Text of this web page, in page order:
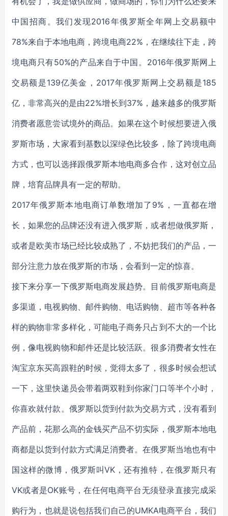
中国招商。我们发现2016年俄罗斯全年网上交易额中
78%来自于本地电商，跨境电商22%，在继续往下走，跨
境电商只有50%的产品来自于中国。2016年俄罗斯网上
交易额是139亿美金，2017年俄罗斯网上交易额是185
亿，非常高兴的是由22%增长到37%，越来越多的俄罗斯
消费者愿意尝试境外的商品。如果在这个时候想要进入俄
罗斯市场，大家看到基数以深绿色比较多，除了跨境电商
方式，也可以选择跟俄罗斯本地电商多合作，这对创立品
牌，培育品牌具有一定的帮助。
2017年俄罗斯本地电商订单数增加了9%，一直都在增
长，如果您的品牌还没有进入俄罗斯，或者想做俄罗斯，
或者是欧美市场已经比较成熟了，不妨把我们的产品，一
部分注意力放在俄罗斯的市场，会看到一定的惊喜。
接下来分享一下俄罗斯电商发展趋势。目前俄罗斯电商是
多渠道，电视购物、邮件购物、电话购物、超市等各种各
样的购物非常多样化，可能电子商务只占到不大的一个比
例，像电视购物和邮件还是比较活跃。很多消费者女性在
淘宝京东买高跟鞋的时候，觉得太多了，很多时候会想试
一下，这里快递员会带着两双鞋到你家门口等半个小时，
你喜欢就付款。俄罗斯以货到付款为交易方式，没有看到
产品前，花那么高的金钱买产品不切实际，俄罗斯本地电
商都是以货到付款方式满足消费者。在俄罗斯当地也有中
国这样的微博，俄罗斯叫VK，还有推特，在俄罗斯只有
VK或者是OK账号，在任何电商平台无须登录直接完成采
购行为，也就是说包括我们自己的UMKA电商平台，我们